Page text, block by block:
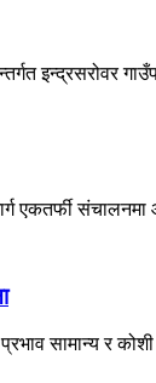
इन्द्रसरोवर
एकतर्फी
प्रभाव सामान्य र